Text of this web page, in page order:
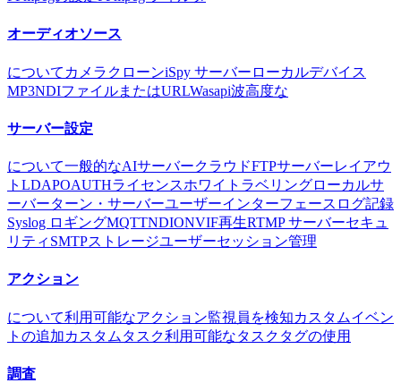
オーディオソース
について カメラ クローンiSpy サーバー ローカルデバイス
MP3NDIファイルまたはURLWasapi波高度な
サーバー設定
について一般的なAIサーバークラウドFTPサーバーレイアウ
ト LDAPOAUTHライセンスホワイトラベリングローカルサ
ーバーターン・サーバーユーザーインターフェース ログ記録
Syslog ロギングMQTTNDIONVIF再生RTMP サーバーセキュ
リティ SMTPストレージユーザーセッション管理
アクション
について利用可能なアクション監視員を検知カスタムイベン
トの追加カスタムタスク利用可能なタスク タグの使用
調査